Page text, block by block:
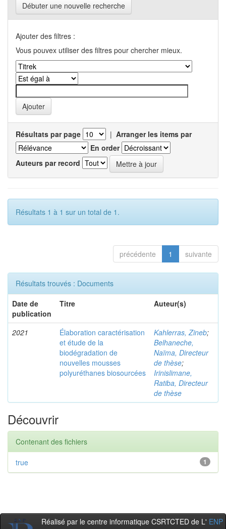
Débuter une nouvelle recherche
Ajouter des filtres :
Vous pouvex utiliser des filtres pour chercher mieux.
Résultats par page | Arranger les items par
En order
Auteurs par record
Résultats 1 à 1 sur un total de 1.
précédente 1 suivante
Résultats trouvés : Documents
Date de
publication
Titre Auteur(s)
2021
Élaboration caractérisation
et étude de la
biodégradation de
nouvelles mousses
polyuréthanes biosourcées
Kahlerras, Zineb;
Belhaneche,
Naïma, Directeur
de thèse;
Irinislimane,
Ratiba, Directeur
de thèse
Découvrir
Contenant des fichiers
1
true
Réalisé par le centre informatique CSRTCTED de L' ENP